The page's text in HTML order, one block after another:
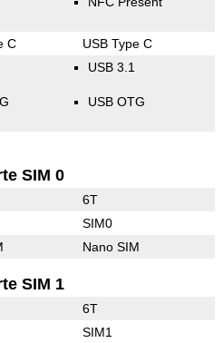
C USB Type C
USB 3.1
USB OTG
SIM 0
6T
SIM0
Nano SIM
SIM 1
6T
SIM1